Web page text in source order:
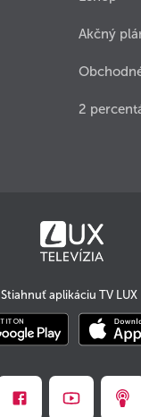
Akčný
2
Stiahnuť aplikáciu TV LUX